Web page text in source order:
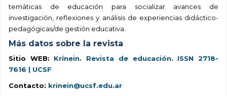
temáticas de educación para socializar avances de
investigación, reflexiones y análisis de experiencias didáctico-
pedagógicas/de gestión educativa.
Más datos sobre la revista
Sitio WEB: Krínein. Revista de educación. ISSN 2718-
7616 | UCSF
Contacto: krinein@ucsf.edu.ar